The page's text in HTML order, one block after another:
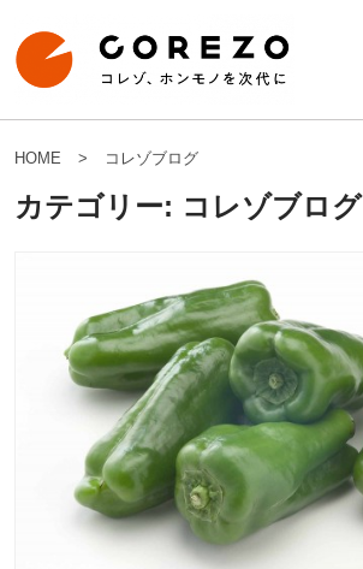
HOME コレゾブログ
カテゴリー: コレゾブログ